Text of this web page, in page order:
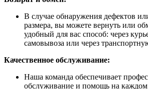
В случае обнаружения дефектов
размера, вы можете вернуть или
удобный для вас способ: через
самовывоза или через
Качественное обслуживание:
Наша команда обеспечивает
обслуживание и помощь на каждом